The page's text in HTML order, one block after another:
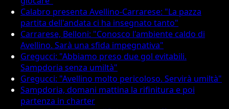
Calabro presenta Avellino-Carrarese: "La pazza
partita dell'andata ci ha insegnato tanto"
Carrarese, Belloni: "Conosco l'ambiente caldo di
Avellino. Sarà una sfida impegnativa"
Gregucci: "Abbiamo preso due gol evitabili.
Sampdoria senza umiltà"
Gregucci: "Avellino molto pericoloso. Servirà umiltà"
Sampdoria, domani mattina la rifinitura e poi
partenza in charter